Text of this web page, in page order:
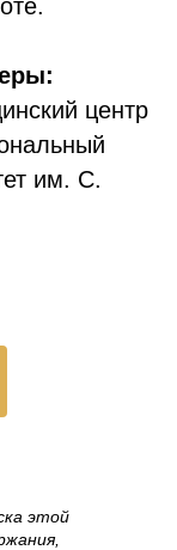
центр
им. С.
этой